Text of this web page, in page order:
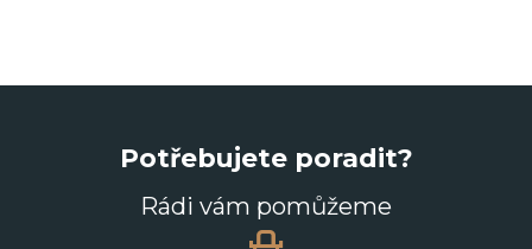
Potřebujete poradit?
Rádi vám pomůžeme